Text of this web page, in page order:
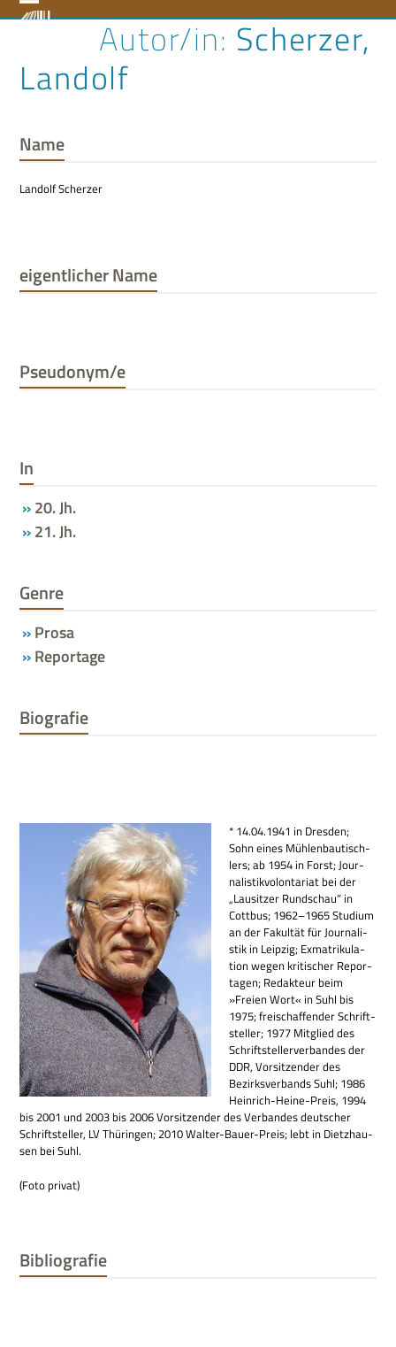
to Open
menu
Close
menu
Scherzer,
Landolf
Name
Landolf Scherzer
eigentlicher Name
Pseudonym/e
In
20. Jh.
21. Jh.
Genre
Prosa
Reportage
Biografie
* 14.04.1941 in Dres­den;
Sohn eines Müh­len­bau­tisch­
lers; ab 1954 in Forst; Jour­
na­li­stik­vo­lon­ta­riat bei der
„Lau­sit­zer Rund­schau“ in
Cott­bus; 1962–1965 Stu­dium
an der Fakul­tät für Jour­na­li­
stik in Leip­zig; Exma­tri­ku­la­
tion wegen kri­ti­scher Repor­
ta­gen; Redak­teur beim
»Freien Wort« in Suhl bis
1975; frei­schaf­fen­der Schrift­
stel­ler; 1977 Mit­glied des
Schrift­stel­ler­ver­ban­des der
DDR, Vor­sit­zen­der des
Bezirks­ver­bands Suhl; 1986
Hein­rich-Heine-Preis, 1994
bis 2001 und 2003 bis 2006 Vor­sit­zen­der des Ver­ban­des deut­scher
Schrift­stel­ler, LV Thü­rin­gen; 2010 Wal­ter-Bauer-Preis; lebt in Dietz­hau­
sen bei Suhl.
(Foto pri­vat)
Bibliografie